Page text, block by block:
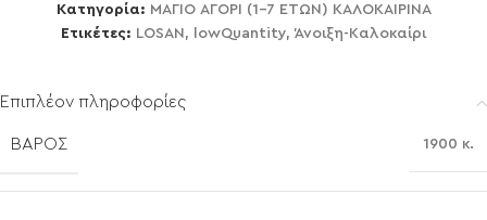
Κατηγορία: ΜΑΓΙΟ ΑΓΟΡΙ (1-7 ΕΤΩΝ) ΚΑΛΟΚΑΙΡΙΝΑ
Ετικέτες: LOSAN , lowQuantity, Άνοιξη-Καλοκαίρι
Επιπλέον πληροφορίες
ΒΆΡΟΣ 1900 κ.